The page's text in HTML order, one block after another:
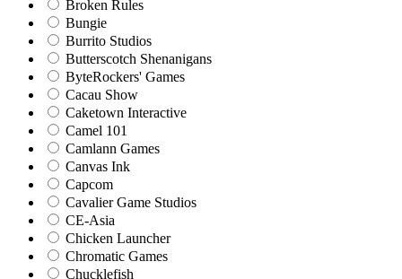
Broken Rules
Bungie
Burrito Studios
Butterscotch Shenanigans
ByteRockers' Games
Cacau Show
Caketown Interactive
Camel 101
Camlann Games
Canvas Ink
Capcom
Cavalier Game Studios
CE-Asia
Chicken Launcher
Chromatic Games
Chucklefish